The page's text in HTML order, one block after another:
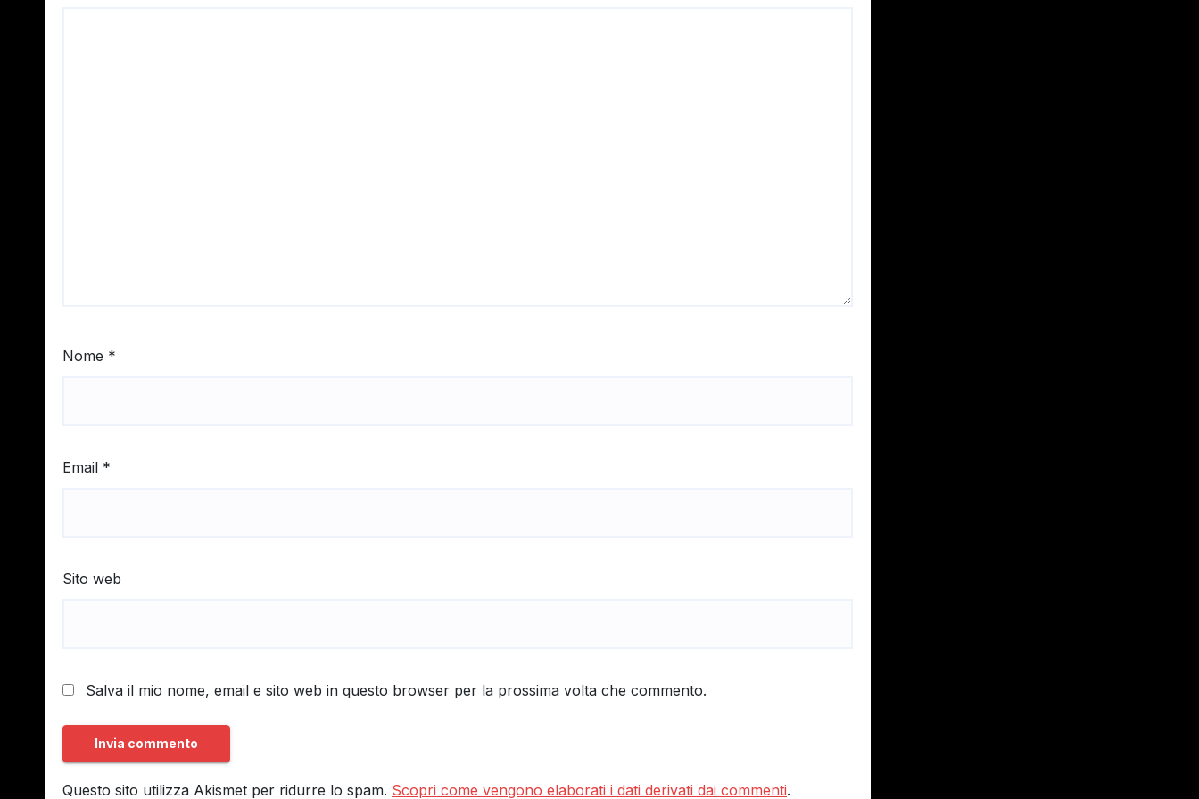
Nome *
Email *
Sito web
Salva il mio nome, email e sito web in questo browser per la prossima volta che commento.
Questo sito utilizza Akismet per ridurre lo spam. Scopri come vengono elaborati i dati derivati dai commenti.